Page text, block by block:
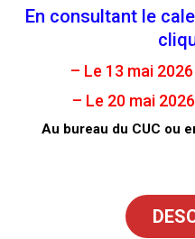
En consultant le
– Le 13 mai
– Le 20 mai
Au bureau du CUC ou